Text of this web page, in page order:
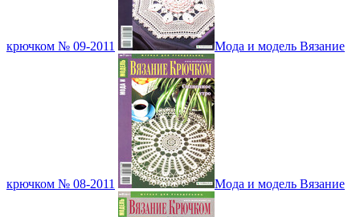
крючком № 09-2011 Мода и модель Вязание
крючком № 08-2011 Мода и модель Вязание